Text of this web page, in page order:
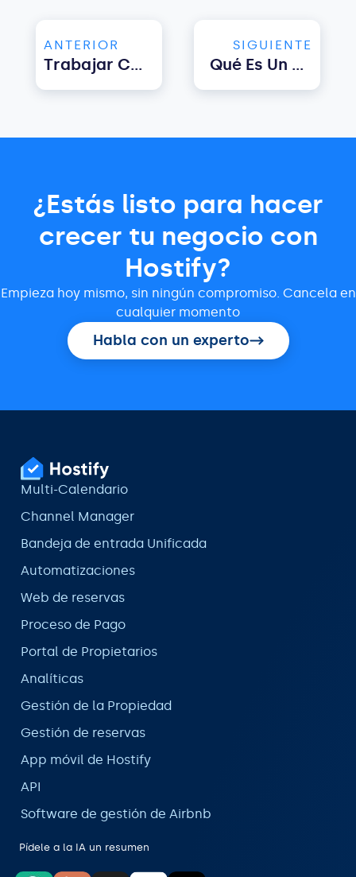
ANTERIOR
Trabajar Con Una Empresa De Administración De Propiedades: Beneficios
SIGUIENTE
Qué Es Un Airbnb Co-Host Y Cómo Elegir El Adecuado
¿Estás listo para hacer
crecer tu negocio con
Hostify?
Empieza hoy mismo, sin ningún compromiso. Cancela en
cualquier momento
Habla con un experto
Multi-Calendario
Channel Manager
Bandeja de entrada Unificada
Automatizaciones
Web de reservas
Proceso de Pago
Portal de Propietarios
Analíticas
Gestión de la Propiedad
Gestión de reservas
App móvil de Hostify
API
Software de gestión de Airbnb
Pídele a la IA un resumen